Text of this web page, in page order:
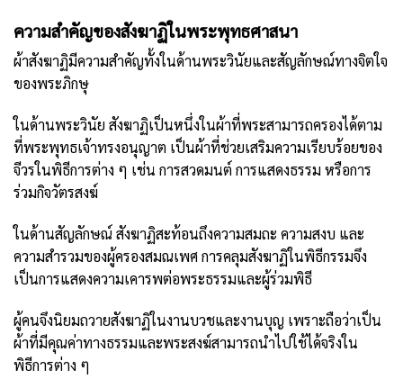
ความสำคัญของสังฆาฏิในพระพุทธศาสนา
ผ้าสังฆาฏิมีความสำคัญทั้งในด้านพระวินัยและสัญลักษณ์ทางจิตใจ
ของพระภิกษุ
ในด้านพระวินัย สังฆาฏิเป็นหนึ่งในผ้าที่พระสามารถครองได้ตาม
ที่พระพุทธเจ้าทรงอนุญาต เป็นผ้าที่ช่วยเสริมความเรียบร้อยของ
จีวรในพิธีการต่าง ๆ เช่น การสวดมนต์ การแสดงธรรม หรือการ
ร่วมกิจวัตรสงฆ์
ในด้านสัญลักษณ์ สังฆาฏิสะท้อนถึงความสมถะ ความสงบ และ
ความสำรวมของผู้ครองสมณเพศ การคลุมสังฆาฏิในพิธีกรรมจึง
เป็นการแสดงความเคารพต่อพระธรรมและผู้ร่วมพิธี
ผู้คนจึงนิยมถวายสังฆาฏิในงานบวชและงานบุญ เพราะถือว่าเป็น
ผ้าที่มีคุณค่าทางธรรมและพระสงฆ์สามารถนำไปใช้ได้จริงใน
พิธีการต่าง ๆ